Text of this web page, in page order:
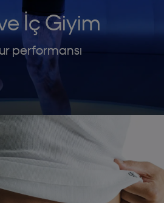
İç Giyim
performansı